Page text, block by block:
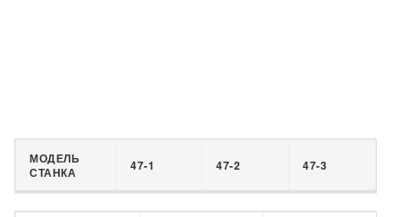
МОДЕЛЬ
СТАНКА
47-1 47-2 47-3